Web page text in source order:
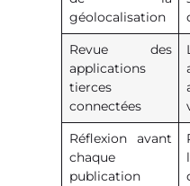
géolocalisation
Revue des
applications
tierces
connectées
Réflexion avant
chaque
publication